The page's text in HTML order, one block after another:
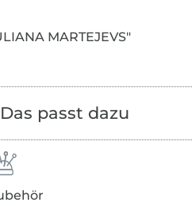
neues Lieblingsstück
auch auf unserer
Instagram
MARTEJEVS"
passt dazu